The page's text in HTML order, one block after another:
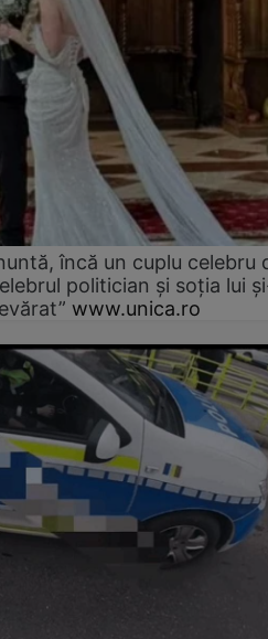
încă un cuplu celebru
politician și soția lui
www.unica.ro